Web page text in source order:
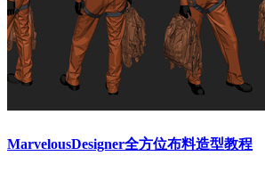
MarvelousDesigner全方位布料造型教程